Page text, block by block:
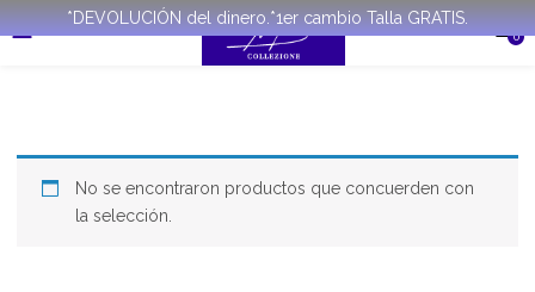
*DEVOLUCIÓN del dinero.*1er cambio Talla GRATIS.
0
No se encontraron productos que concuerden con
la selección.